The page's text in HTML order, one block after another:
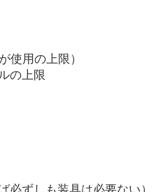
使用の上限）
の上限
必ずしも装具は必要ない）